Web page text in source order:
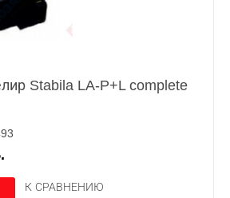
Stabila LA-P+L complete
К СРАВНЕНИЮ